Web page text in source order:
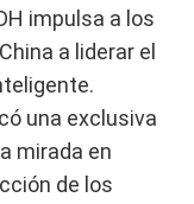
impulsa a los
a liderar el
una exclusiva
mirada en
de los